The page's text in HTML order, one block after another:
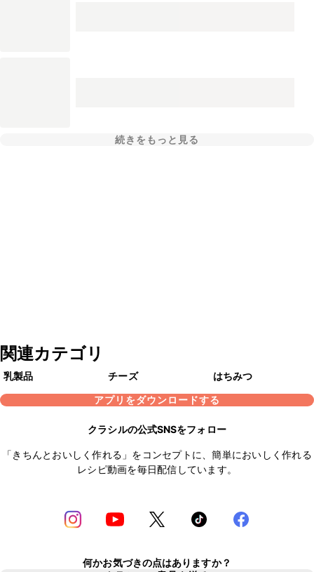
続きをもっと見る
関連カテゴリ
乳製品 チーズ
はちみつ
アプリをダウンロードする
クラシルの公式SNSをフォロー
「きちんとおいしく作れる」をコンセプトに、簡単においしく作れる
レシピ動画を毎日配信しています。
何かお気づきの点はありますか？